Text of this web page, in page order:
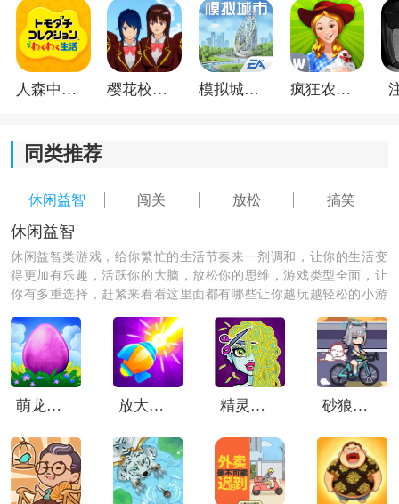
Garten of Banban怎么玩？游戏通关攻略：
1、打开Garten of Banban手机版后，点击【新游戏】即
可正式进入游戏内容。
2、首次进入时会播放一段剧情动画，如果不想观看，可
以直接点击跳过。
人森中文版 樱花校园模拟器1.048.00中文版 模拟城市我是巿长联机版 疯狂农场3美国派19
同类推荐
休闲益智 闯关 放松 搞笑
休闲益智
休闲益智类游戏，给你繁忙的生活节奏来一剂调和，让你的生活变
得更加有乐趣，活跃你的大脑，放松你的思维，游戏类型全面，让
你有多重选择，赶紧来看看这里面都有哪些让你越玩越轻松的小游
萌龙进化论中文版 放大缩小枪 精灵高中美容院 砂狼白子的骑行